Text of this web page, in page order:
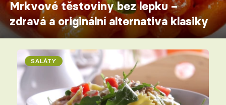
Mrkvové těstoviny bez lepku –
zdravá a originální alternativa klasiky
SALÁTY